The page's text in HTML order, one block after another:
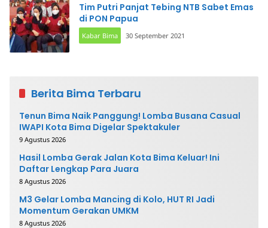
Tim Putri Panjat Tebing NTB Sabet Emas
di PON Papua
Kabar Bima 30 September 2021
Berita Bima Terbaru
Tenun Bima Naik Panggung! Lomba Busana Casual
IWAPI Kota Bima Digelar Spektakuler
9 Agustus 2026
Hasil Lomba Gerak Jalan Kota Bima Keluar! Ini
Daftar Lengkap Para Juara
8 Agustus 2026
M3 Gelar Lomba Mancing di Kolo, HUT RI Jadi
Momentum Gerakan UMKM
8 Agustus 2026